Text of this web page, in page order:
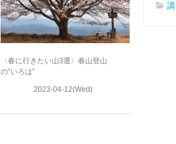
〈春に行きたい山3選〉春山登山
の‟いろは”
2023-04-12(Wed)